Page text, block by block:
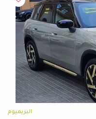
البريميوم